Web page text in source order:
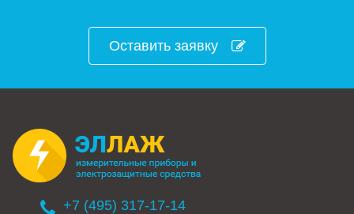
Оставить заявку
+7 (495) 317-17-14